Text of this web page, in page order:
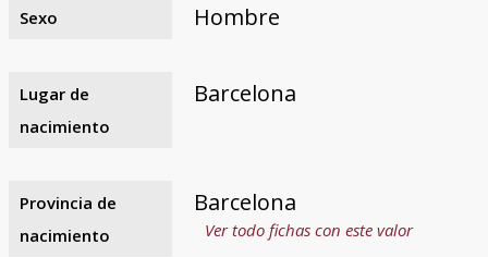
Sexo Hombre
Lugar de
nacimiento
Barcelona
Provincia de
nacimiento
Barcelona
Ver todo fichas con este valor